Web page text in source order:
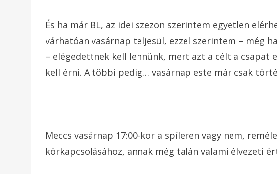
És ha már BL, az idei szezon szerintem egyetlen
várhatóan vasárnap teljesül, ezzel szerintem – még
– elégedettnek kell lennünk, mert azt a célt a csapat
kell érni. A többi pedig… vasárnap este már csak
Meccs vasárnap 17:00-kor a spíleren vagy nem,
körkapcsolásához, annak még talán valami élvezeti